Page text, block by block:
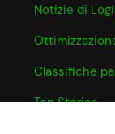
Notizie di
Classifiche
Top Stories